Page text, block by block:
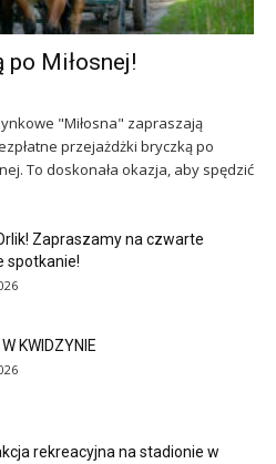
po Miłosnej!
"Miłosna" zapraszają
przejażdżki bryczką po
To doskonała okazja, aby spędzić
Zapraszamy na czwarte
spotkanie!
KWIDZYNIE
rekreacyjna na stadionie w